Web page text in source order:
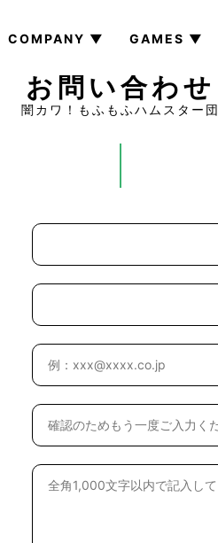
COMPANY ▼ GAMES ▼
お問い合わせ
闇カワ！もふもふハムスター団